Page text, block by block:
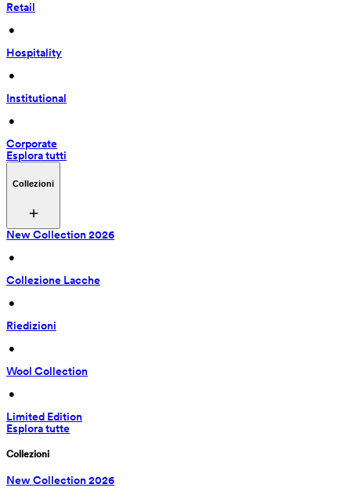
Retail
•
Hospitality
•
Institutional
•
Corporate
Esplora tutti
Collezioni
New Collection 2026
•
Collezione Lacche
•
Riedizioni
•
Wool Collection
•
Limited Edition
Esplora tutte
Collezioni
New Collection 2026